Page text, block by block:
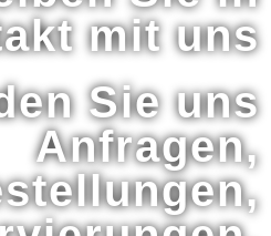
mit uns
Sie uns
Anfragen,